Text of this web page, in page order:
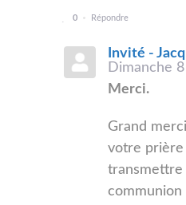
0 Répondre
Invité -
Dimanche
Merci.
Grand
votre prière
transmettre
communion